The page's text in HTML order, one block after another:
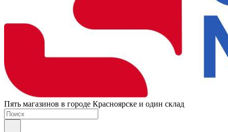
Пять магазинов в городе Красноярске и один склад